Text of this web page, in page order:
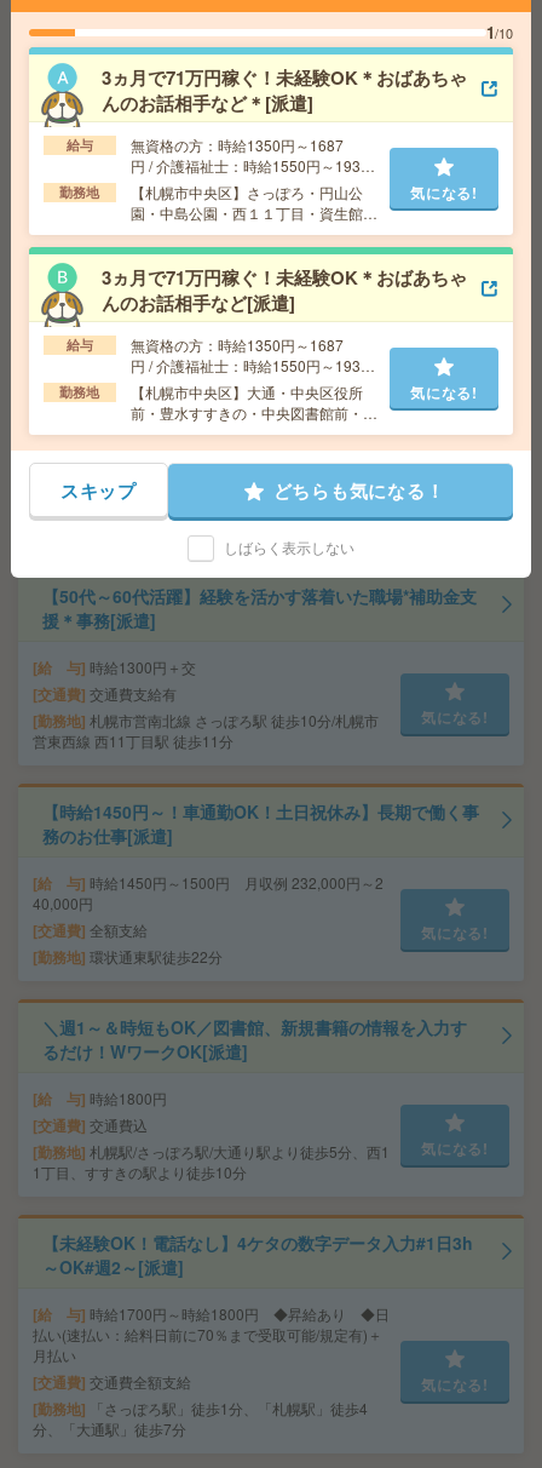
給 与 時給1320円
交通費 交通費支給有り
勤務地 すすきの駅～徒歩6分
気になる!
最大27名！10月！研修後完全在宅！大手×面接日程調整
[派遣]
給 与 時給1400円 月収例 217,000円+残業代 ◆
在宅手当（200円/日）支給あり♪
交通費 全額支給
勤務地
さっぽろ駅徒歩3分、札幌駅徒歩3分 ※駅直結
オフィス！駅直結！
気になる!
時給1500円＊【年収400万以上×正社員の可能性】賞与4
ヶ月分！手当充実＊事務[正社員への紹介予定派遣]
時給1500円
交通費 全額支給
勤務地 さっぽろ駅徒歩2分、札幌駅徒歩3分
気になる!
【50代～60代活躍】経験を活かす落着いた職場*補助金支
援＊事務[派遣]
給 与 時給1300円＋交
交通費 交通費支給有
勤務地 札幌市営南北線 さっぽろ駅 徒歩10分/札幌市
営東西線 西11丁目駅 徒歩11分
気になる!
【時給1450円～！車通勤OK！土日祝休み】長期で働く事
務のお仕事[派遣]
給 与 時給1450円～1500円 月収例 232,000円～2
40,000円
交通費 全額支給
勤務地 環状通東駅徒歩22分
気になる!
＼週1～＆時短もOK／図書館、新規書籍の情報を入力す
るだけ！WワークOK[派遣]
給 与 時給1800円
交通費 交通費込
勤務地 札幌駅/さっぽろ駅/大通り駅より徒歩5分、西1
1丁目、すすきの駅より徒歩10分
気になる!
【未経験OK！電話なし】4ケタの数字データ入力#1日3h
～OK#週2～[派遣]
給 与 時給1700円～時給1800円 ◆昇給あり ◆日
払い(速払い：給料日前に70％まで受取可能/規定有)＋
月払い
交通費 交通費全額支給
勤務地
「さっぽろ駅」徒歩1分、「札幌駅」徒歩4
分、「大通駅」徒歩7分
気になる!
1/10
3ヵ月で71万円稼ぐ！未経験OK＊おばあちゃ
んのお話相手など＊[派遣]
給与
無資格の方：時給1350円～1687
円 / 介護福祉士：時給1550円～1937
円 / 初任者以上：時給1450円～1812
円
勤務地
【札幌市中央区】さっぽろ・円山公
園・中島公園・西１１丁目・資生館小
学校前など勤務地多数！
気になる!
3ヵ月で71万円稼ぐ！未経験OK＊おばあちゃ
んのお話相手など[派遣]
給与
無資格の方：時給1350円～1687
円 / 介護福祉士：時給1550円～1937
円 / 初任者以上：時給1450円～1812
円
勤務地
【札幌市中央区】大通・中央区役所
前・豊水すすきの・中央図書館前・山
鼻９条など勤務地多数！
気になる!
スキップ どちらも気になる！
しばらく表示しない